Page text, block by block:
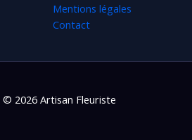
Mentions légales
Contact
2026 Artisan Fleuriste